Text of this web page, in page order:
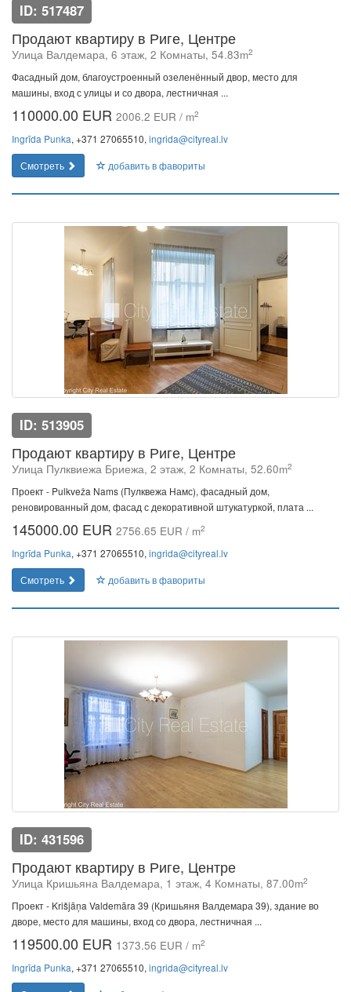
ID: 517487
Продают квартиру в Риге, Центре
Улица Валдемара, 6 этаж, 2 Комнаты, 54.83m2
Фасадный дом, благоустроенный озеленённый двор, место для
машины, вход с улицы и со двора, лестничная ...
110000.00 EUR 2006.2 EUR / m2
Ingrīda Punka, +371 27065510, ingrida@cityreal.lv
Смотреть
добавить в фавориты
ID: 513905
Продают квартиру в Риге, Центре
Улица Пулквиежа Бриежа, 2 этаж, 2 Комнаты, 52.60m2
Проект - Pulkveža Nams (Пулквежа Намс), фасадный дом,
реновированный дом, фасад с декоративной штукатуркой, плата ...
145000.00 EUR 2756.65 EUR / m2
Ingrīda Punka, +371 27065510, ingrida@cityreal.lv
Смотреть
добавить в фавориты
ID: 431596
Продают квартиру в Риге, Центре
Улица Кришьяна Валдемара, 1 этаж, 4 Комнаты, 87.00m2
Проект - Krišjāņa Valdemāra 39 (Кришьяня Валдемара 39), здание во
дворе, место для машины, вход со двора, лестничная ...
119500.00 EUR 1373.56 EUR / m2
Ingrīda Punka, +371 27065510, ingrida@cityreal.lv